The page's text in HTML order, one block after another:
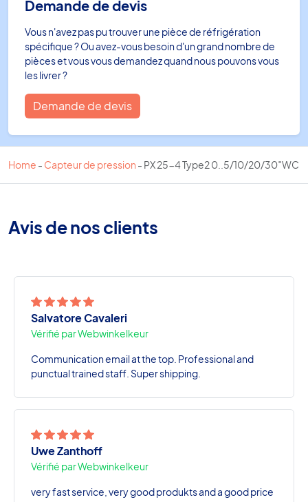
Demande de devis
Vous n'avez pas pu trouver une pièce de réfrigération
spécifique ? Ou avez-vous besoin d'un grand nombre de
pièces et vous vous demandez quand nous pouvons vous
les livrer ?
Demande de devis
Home - Capteur de pression - PX 25-4 Type2 0..5/10/20/30″WC
Avis de nos clients
Salvatore Cavaleri
Vérifié par Webwinkelkeur
Communication email at the top. Professional and
punctual trained staff. Super shipping.
Uwe Zanthoff
Vérifié par Webwinkelkeur
very fast service, very good produkts and a good price